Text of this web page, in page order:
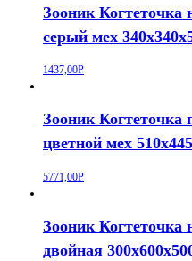
Зооник Когтеточка
серый мех
1437,00Р
Зооник Когтеточка
цветной мех
5771,00Р
Зооник Когтеточка
двойная